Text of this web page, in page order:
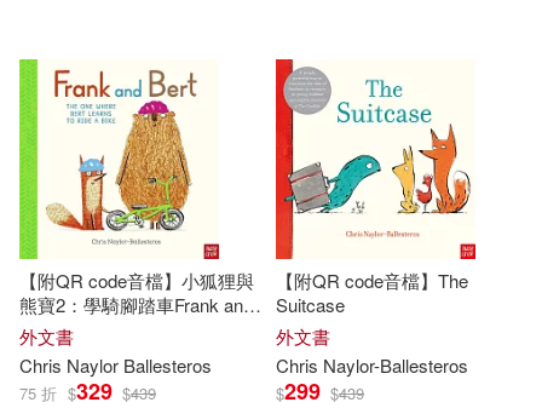
【附QR code音檔】小狐狸與
熊寶2：學騎腳踏車Frank and
Bert: The One Where Bert
Learns to Ride a Bike
外文書
Chris Naylor Ballesteros
75 折 $329 $439
【附QR code音檔】The
Suitcase
外文書
Chris Naylor-Ballesteros
$299 $439